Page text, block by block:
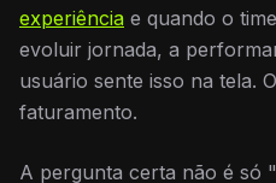
experiência e quando o
evoluir jornada, a
usuário sente isso na tela.
faturamento.
A pergunta certa não é só